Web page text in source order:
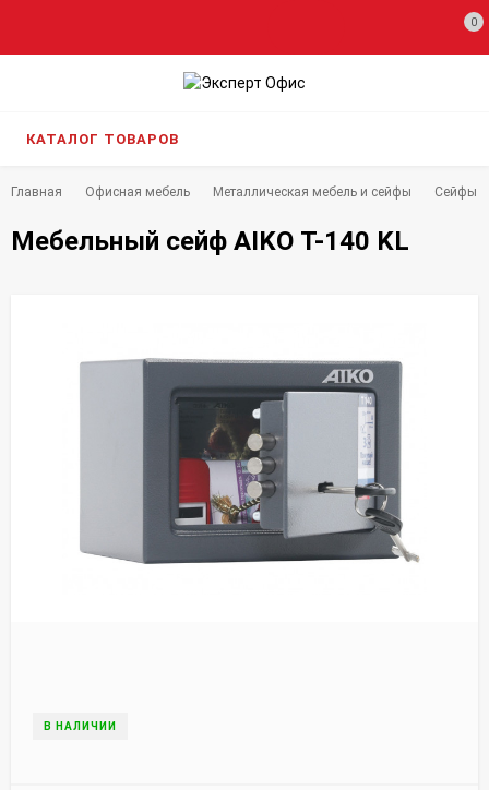
0
КАТАЛОГ ТОВАРОВ
Главная Офисная мебель Металлическая мебель и сейфы Сейфы
Мебельный сейф AIKO Т-140 KL
В НАЛИЧИИ